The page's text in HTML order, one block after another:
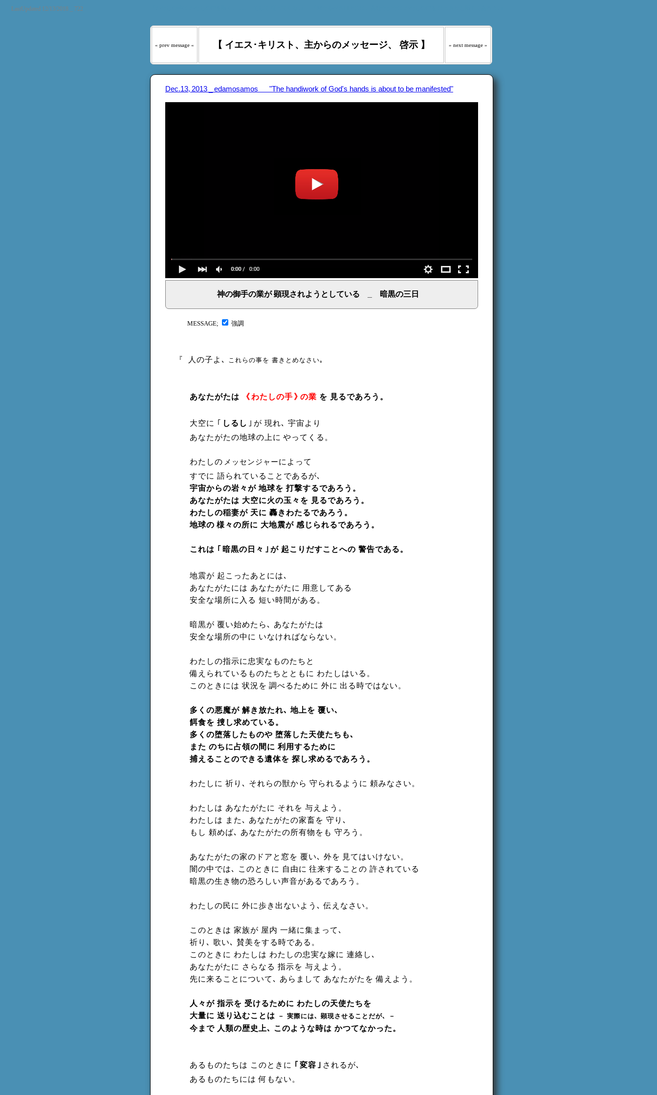
LastUpdated 12/13/2018 _ 722
« prev message « 【 イエス･キリスト、主からのメッセージ、 啓示 】 » next message »
Dec.13, 2013 _ edamosamos "The handiwork of God's hands is about to be manifested"
神の御手の業が 顕現されようとしている _ 暗黒の三日
MESSAGE; 強調
『 人の子よ､ これらの事を 書きとめなさい｡
あなたがたは 《わたしの手 》の業 を 見るであろう。
大空に ｢ しるし ｣ が 現れ､ 宇宙より
あなたがたの地球の上に やってくる。
わたしの メッセンジャーによって
すでに 語られていることであるが､
宇宙からの岩々が 地球を 打撃するであろう。
あなたがたは 大空に火の玉々を 見るであろう。
わたしの稲妻が 天に 轟きわたるであろう。
地球の 様々の所に 大地震が 感じられるであろう。
これは ｢ 暗黒の日々 ｣ が 起こりだすことへの 警告である。
地震が 起こったあとには､
あなたがたには あなたがたに 用意してある
安全な場所に入る 短い時間がある。
暗黒が 覆い始めたら､ あなたがたは
安全な場所の中に いなければならない。
わたしの指示に忠実なものたちと
備えられているものたちとともに わたしはいる。
このときには 状況を 調べるために 外に 出る時ではない。
多くの悪魔が 解き放たれ､ 地上を 覆い､
餌食を 捜し求めている。
多くの堕落したものや 堕落した天使たちも､
また のちに占領の間に 利用するために
捕えることのできる遺体を 探し求めるであろう。
わたしに 祈り､ それらの獣から 守られるように 頼みなさい。
わたしは あなたがたに それを 与えよう。
わたしは また､ あなたがたの家畜を 守り､
もし 頼めば､ あなたがたの所有物をも 守ろう。
あなたがたの家のドアと窓を 覆い､ 外を 見てはいけない。
闇の中では､ このときに 自由に 往来することの 許されている
暗黒の生き物の恐ろしい声音があるであろう。
わたしの民に 外に歩き出ないよう､ 伝えなさい。
このときは 家族が 屋内 一緒に集まって､
祈り､ 歌い､ 賛美をする時である。
このときに わたしは わたしの忠実な嫁に 連絡し､
あなたがたに さらなる 指示を 与えよう。
先に来ることについて､ あらまして あなたがたを 備えよう。
人々が 指示を 受けるために わたしの天使たちを
大量に 送り込むことは
－ 実際には､ 顕現させることだが､ －
今まで 人類の歴史上､ このような時は かつてなかった。
あるものたちは このときに ｢ 変容 ｣ されるが､
あるものたちには 何もない。